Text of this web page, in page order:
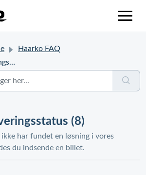
Haarko FAQ
(8)
har fundet en løsning i vores
du indsende en billet.